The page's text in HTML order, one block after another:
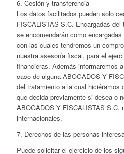
6. Cesión y transferencia
Los datos facilitados pueden solo
FISCALISTAS S.C. Encargadas del
se encomendarán como
con las cuales tendremos un
nuestra asesoría fiscal, para el
financieras. Además informaremos
caso de alguna ABOGADOS Y
del tratamiento a la cual hiciéramos
que decida previamente si desea o
ABOGADOS Y FISCALISTAS S.C.
internacionales.
7. Derechos de las personas
Puede solicitar el ejercicio de los